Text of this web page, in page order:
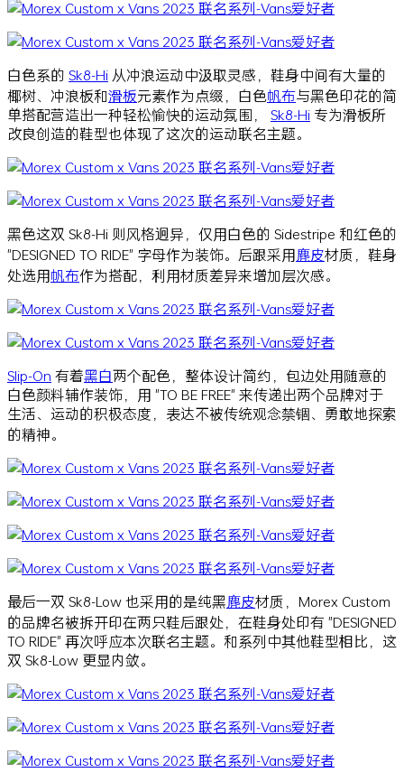
白色系的 Sk8-Hi 从冲浪运动中汲取灵感，鞋身中间有大量的
椰树、冲浪板和滑板元素作为点缀，白色帆布与黑色印花的简
单搭配营造出一种轻松愉快的运动氛围， Sk8-Hi 专为滑板所
改良创造的鞋型也体现了这次的运动联名主题。
黑色这双 Sk8-Hi 则风格迥异，仅用白色的 Sidestripe 和红色的
"DESIGNED TO RIDE" 字母作为装饰。后跟采用麂皮材质，鞋身
处选用帆布作为搭配，利用材质差异来增加层次感。
Slip-On 有着黑白两个配色，整体设计简约，包边处用随意的
白色颜料辅作装饰，用 "TO BE FREE" 来传递出两个品牌对于
生活、运动的积极态度，表达不被传统观念禁锢、勇敢地探索
的精神。
最后一双 Sk8-Low 也采用的是纯黑麂皮材质，Morex Custom
的品牌名被拆开印在两只鞋后跟处，在鞋身处印有 "DESIGNED
TO RIDE" 再次呼应本次联名主题。和系列中其他鞋型相比，这
双 Sk8-Low 更显内敛。